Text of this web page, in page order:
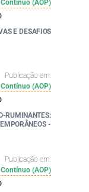
(AOP)
E DESAFIOS
Publicação em:
(AOP)
RUMINANTES:
-
Publicação em:
(AOP)